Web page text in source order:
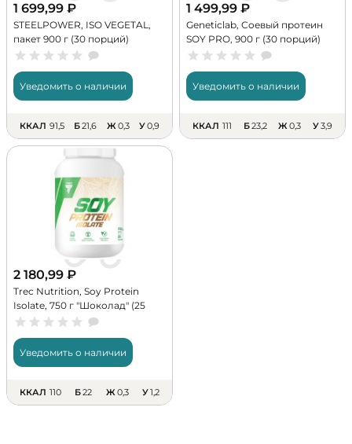
1 699,99 ₽
STEELPOWER, ISO VEGETAL,
пакет 900 г (30 порций)
Уведомить о наличии
ККАЛ 91,5 Б21,6 Ж0,3 У0,9
1 499,99 ₽
Geneticlab, Соевый протеин
SOY PRO, 900 г (30 порций)
Уведомить о наличии
ККАЛ 111 Б23,2 Ж0,3 У3,9
2 180,99 ₽
Trec Nutrition, Soy Protein
Isolate, 750 г "Шоколад" (25
порций)
Уведомить о наличии
ККАЛ 110 Б22 Ж0,3 У1,2